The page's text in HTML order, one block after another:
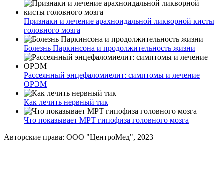
Признаки и лечение арахноидальной ликворной кисты
головного мозга
Болезнь Паркинсона и продолжительность жизни
Рассеянный энцефаломиелит: симптомы и лечение
ОРЭМ
Как лечить нервный тик
Что показывает МРТ гипофиза головного мозга
Авторские права: ООО "ЦентроМед", 2023